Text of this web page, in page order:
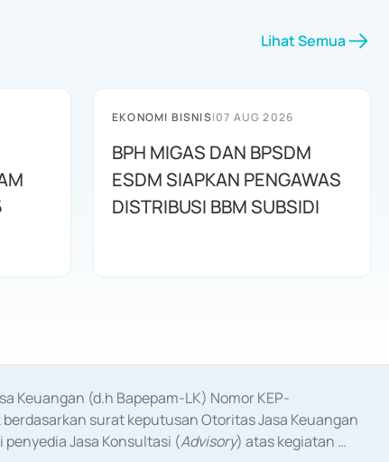
Lihat Semua
EKONOMI BISNIS|07 AUG 2026
BPH MIGAS DAN BPSDM
ESDM SIAPKAN PENGAWAS
DISTRIBUSI BBM SUBSIDI
Keuangan (d.h Bapepam-LK) Nomor KEP-
berdasarkan surat keputusan Otoritas Jasa Keuangan
penyedia Jasa Konsultasi (Advisory) atas kegiatan